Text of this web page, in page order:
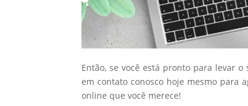
Então, se você está pronto para levar
em contato conosco hoje mesmo para
online que você merece!